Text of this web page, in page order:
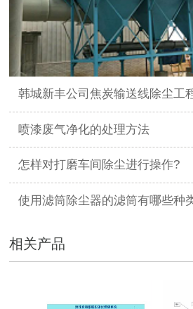
韩城新丰公司焦炭输送线除尘工
喷漆废气净化的处理方法
怎样对打磨车间除尘进行操作?
使用滤筒除尘器的滤筒有哪些种
相关产品